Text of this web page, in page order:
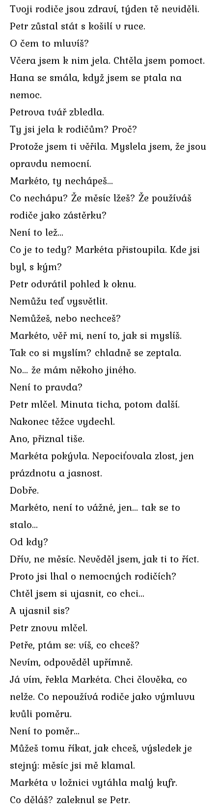
Tvoji rodiče jsou zdraví, týden tě neviděli.
Petr zůstal stát s košilí v ruce.
O čem to mluvíš?
Včera jsem k nim jela. Chtěla jsem pomoct.
Hana se smála, když jsem se ptala na
nemoc.
Petrova tvář zbledla.
Ty jsi jela k rodičům? Proč?
Protože jsem ti věřila. Myslela jsem, že jsou
opravdu nemocní.
Markéto, ty nechápeš…
Co nechápu? Že měsíc lžeš? Že používáš
rodiče jako zástěrku?
Není to lež…
Co je to tedy? Markéta přistoupila. Kde jsi
byl, s kým?
Petr odvrátil pohled k oknu.
Nemůžu teď vysvětlit.
Nemůžeš, nebo nechceš?
Markéto, věř mi, není to, jak si myslíš.
Tak co si myslím? chladně se zeptala.
No… že mám někoho jiného.
Není to pravda?
Petr mlčel. Minuta ticha, potom další.
Nakonec těžce vydechl.
Ano, přiznal tiše.
Markéta pokývla. Nepociťovala zlost, jen
prázdnotu a jasnost.
Dobře.
Markéto, není to vážné, jen… tak se to
stalo…
Od kdy?
Dřív, ne měsíc. Nevěděl jsem, jak ti to říct.
Proto jsi lhal o nemocných rodičích?
Chtěl jsem si ujasnit, co chci…
A ujasnil sis?
Petr znovu mlčel.
Petře, ptám se: víš, co chceš?
Nevím, odpověděl upřímně.
Já vím, řekla Markéta. Chci člověka, co
nelže. Co nepoužívá rodiče jako výmluvu
kvůli poměru.
Není to poměr…
Můžeš tomu říkat, jak chceš, výsledek je
stejný: měsíc jsi mě klamal.
Markéta v ložnici vytáhla malý kufr.
Co děláš? zaleknul se Petr.